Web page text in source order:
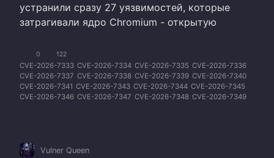
устранили сразу 27 уязвимостей, которые
затрагивали ядро Chromium - открытую
0 122
CVE-2026-7333 CVE-2026-7334 CVE-2026-7335 CVE-2026-7336
CVE-2026-7337 CVE-2026-7338 CVE-2026-7339 CVE-2026-7340
CVE-2026-7341 CVE-2026-7343 CVE-2026-7344 CVE-2026-7345
CVE-2026-7346 CVE-2026-7347 CVE-2026-7348 CVE-2026-7349
Vulner Queen